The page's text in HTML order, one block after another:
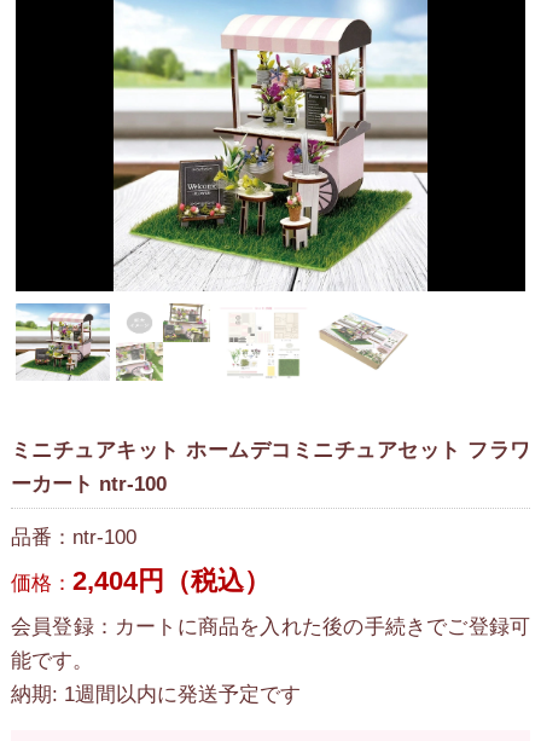
ミニチュアキット ホームデコミニチュアセット フラワ
ーカート ntr-100
品番：ntr-100
価格： 2,404円（税込）
会員登録：カートに商品を入れた後の手続きでご登録可
能です。
納期: 1週間以内に発送予定です